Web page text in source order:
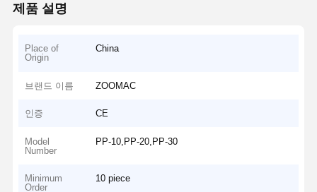
제품 설명
Place of
Origin
China
브랜드 이름 ZOOMAC
인증 CE
Model
Number
PP-10,PP-20,PP-30
Minimum
Order
10 piece